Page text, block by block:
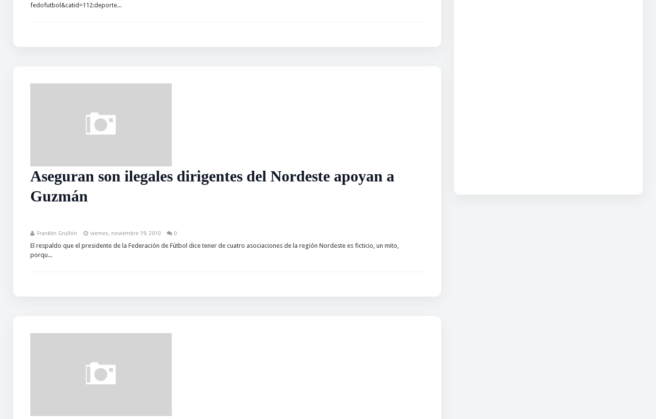
fedofutbol&catid=112:deporte...
Aseguran son ilegales dirigentes del Nordeste apoyan a
Guzmán
Franklin Grullón viernes, noviembre 19, 2010 0
El respaldo que el presidente de la Federación de Fútbol dice tener de cuatro asociaciones de la región Nordeste es ficticio, un mito,
porqu...